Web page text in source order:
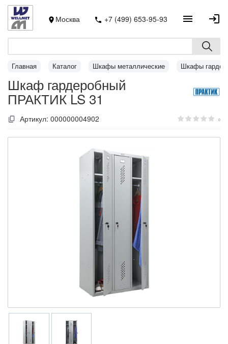
Москва +7 (499) 653-95-93
Главная Каталог Шкафы металлические Шкафы
Шкаф гардеробный
ПРАКТИК LS 31
Артикул: 000000004902 0